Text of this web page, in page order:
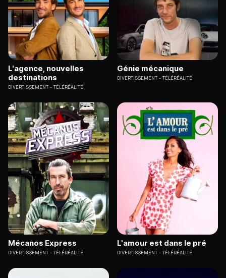
L'agence, nouvelles
destinations
DIVERTISSEMENT TÉLÉRÉALITÉ
Génie mécanique
DIVERTISSEMENT TÉLÉRÉALITÉ
Mécanos Express
DIVERTISSEMENT TÉLÉRÉALITÉ
L'amour est dans le pré
DIVERTISSEMENT TÉLÉRÉALITÉ